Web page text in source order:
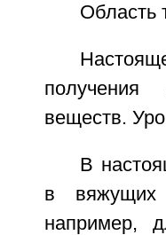
Область
получения
веществ.
В
в вяжущих
например,